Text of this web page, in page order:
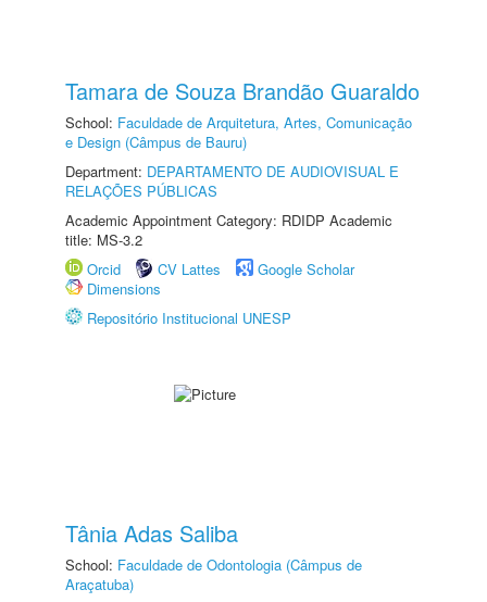
Tamara de Souza Brandão Guaraldo
School: Faculdade de Arquitetura, Artes, Comunicação
e Design (Câmpus de Bauru)
Department: DEPARTAMENTO DE AUDIOVISUAL E
RELAÇÕES PÚBLICAS
Academic Appointment Category: RDIDP Academic
title: MS-3.2
Orcid
CV Lattes
Google Scholar
Dimensions
Repositório Institucional UNESP
Tânia Adas Saliba
School: Faculdade de Odontologia (Câmpus de
Araçatuba)